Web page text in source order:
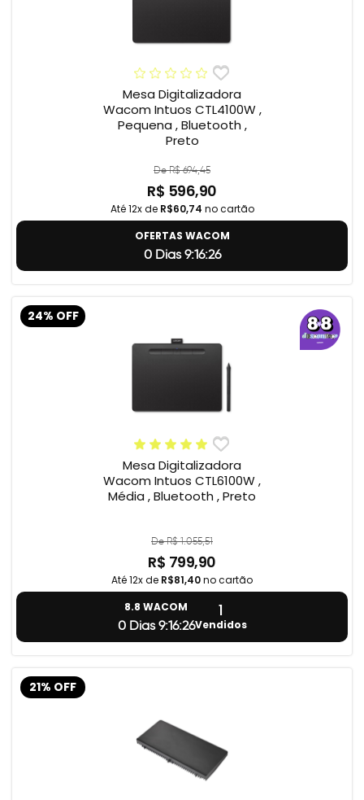
Mesa Digitalizadora
Wacom Intuos CTL4100W ,
Pequena , Bluetooth ,
Preto
De R$ 694,45
R$ 596,90
Até 12x de R$60,74 no cartão
OFERTAS WACOM
0 Dias 9:16:25
24% OFF
Mesa Digitalizadora
Wacom Intuos CTL6100W ,
Média , Bluetooth , Preto
De R$ 1.055,51
R$ 799,90
Até 12x de R$81,40no cartão
8.8 WACOM
0 Dias 9:16:25
1
Vendidos
21% OFF